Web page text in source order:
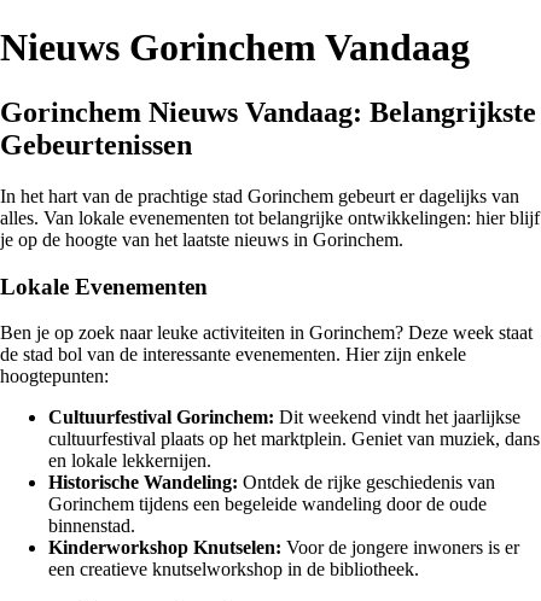
Nieuws Gorinchem Vandaag
Gorinchem Nieuws Vandaag: Belangrijkste
Gebeurtenissen
In het hart van de prachtige stad Gorinchem gebeurt er dagelijks van
alles. Van lokale evenementen tot belangrijke ontwikkelingen: hier blijf
je op de hoogte van het laatste nieuws in Gorinchem.
Lokale Evenementen
Ben je op zoek naar leuke activiteiten in Gorinchem? Deze week staat
de stad bol van de interessante evenementen. Hier zijn enkele
hoogtepunten:
Cultuurfestival Gorinchem: Dit weekend vindt het jaarlijkse
cultuurfestival plaats op het marktplein. Geniet van muziek, dans
en lokale lekkernijen.
Historische Wandeling: Ontdek de rijke geschiedenis van
Gorinchem tijdens een begeleide wandeling door de oude
binnenstad.
Kinderworkshop Knutselen: Voor de jongere inwoners is er
een creatieve knutselworkshop in de bibliotheek.